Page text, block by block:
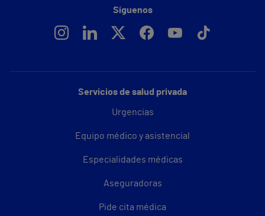
Servicios de salud privada
Urgencias
Equipo médico y asistencial
Especialidades médicas
Aseguradoras
Pide cita médica
Síguenos